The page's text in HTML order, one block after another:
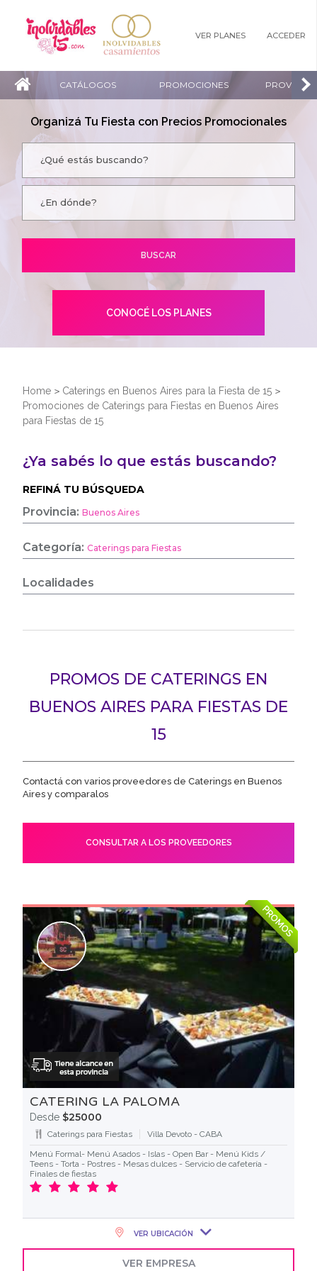
VER PLANES ACCEDER
CATÁLOGOS PROMOCIONES
Organizá Tu Fiesta con Precios Promocionales
CONOCÉ LOS PLANES
Home > Caterings en Buenos Aires para la Fiesta de 15 >
Promociones de Caterings para Fiestas en Buenos Aires
para Fiestas de 15
¿Ya sabés lo que estás buscando?
REFINÁ TU BÚSQUEDA
Provincia:Buenos Aires
Categoría:Caterings para Fiestas
Localidades
PROMOS DE CATERINGS EN
BUENOS AIRES PARA FIESTAS DE
15
Contactá con varios proveedores de Caterings en Buenos
Aires y comparalos
CONSULTAR A LOS PROVEEDORES
CATERING LA PALOMA
Desde $25000
Caterings para Fiestas
Villa Devoto - CABA
Menú Formal- Menú Asados - Islas - Open Bar - Menú Kids /
Teens - Torta - Postres - Mesas dulces - Servicio de cafetería -
Finales de fiestas
PROMOS
VER UBICACIÓN
VER EMPRESA